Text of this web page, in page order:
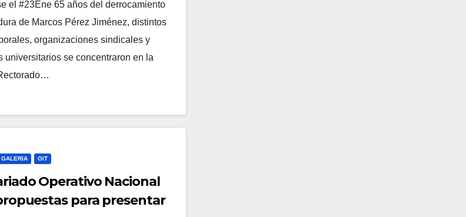
el #23Ene 65 años del derrocamiento
de Marcos Pérez Jiménez, distintos
organizaciones sindicales y
universitarios se concentraron en la
GALERIA OIT
Operativo Nacional
para presentar